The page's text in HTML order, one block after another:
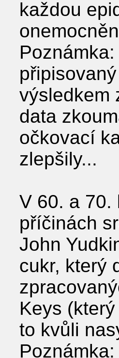
každou
výsledkem
data
očkovací
zlepšily...
V 60. a 70.
příčinách
John
cukr, který
Keys
to kvůli